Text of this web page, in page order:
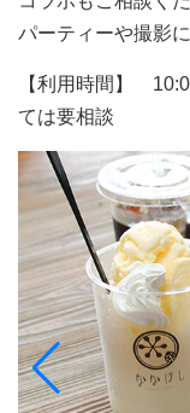
パーティーや撮影
【利用時間】
ては要相談